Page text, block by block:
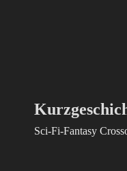
Sci-Fi-Fantasy